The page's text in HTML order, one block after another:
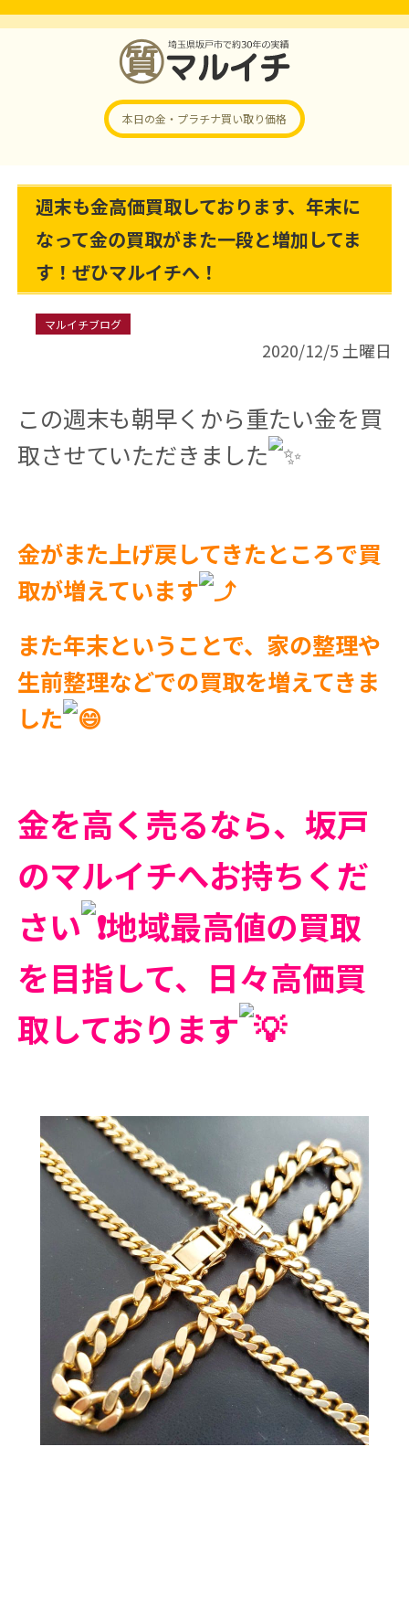
本日の金・プラチナ買い取り価格
週末も金高価買取しております、年末に
なって金の買取がまた一段と増加してま
す！ぜひマルイチへ！
マルイチブログ
2020/12/5 土曜日
この週末も朝早くから重たい金を買
取させていただきました
金がまた上げ戻してきたところで買
取が増えています
また年末ということで、家の整理や
生前整理などでの買取を増えてきま
した
金を高く売るなら、坂戸
のマルイチへお持ちくだ
さい 地域最高値の買取
を目指して、日々高価買
取しております